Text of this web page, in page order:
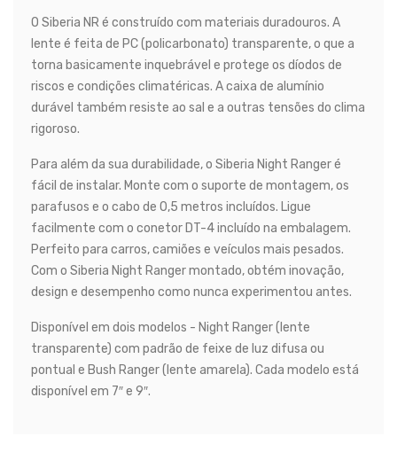
O Siberia NR é construído com materiais duradouros. A
lente é feita de PC (policarbonato) transparente, o que a
torna basicamente inquebrável e protege os díodos de
riscos e condições climatéricas. A caixa de alumínio
durável também resiste ao sal e a outras tensões do clima
rigoroso.
Para além da sua durabilidade, o Siberia Night Ranger é
fácil de instalar. Monte com o suporte de montagem, os
parafusos e o cabo de 0,5 metros incluídos. Ligue
facilmente com o conetor DT-4 incluído na embalagem.
Perfeito para carros, camiões e veículos mais pesados.
Com o Siberia Night Ranger montado, obtém inovação,
design e desempenho como nunca experimentou antes.
Disponível em dois modelos - Night Ranger (lente
transparente) com padrão de feixe de luz difusa ou
pontual e Bush Ranger (lente amarela). Cada modelo está
disponível em 7″ e 9″.